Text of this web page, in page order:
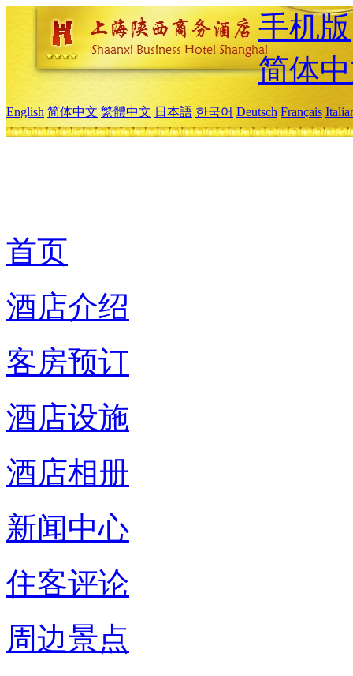
手机版
简体
English 简体中文 繁體中文 日本語 한국어 Deutsch Français
首页
酒店介绍
客房预订
酒店设施
酒店相册
新闻中心
住客评论
周边景点